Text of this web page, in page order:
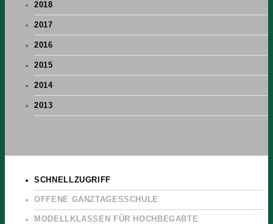
2018
2017
2016
2015
2014
2013
SCHNELLZUGRIFF
OFFENE GANZTAGESSCHULE
MODELLKLASSEN FÜR HOCHBEGABTE